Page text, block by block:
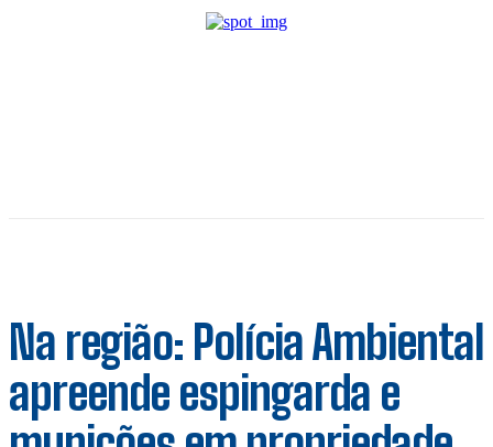
Na região: Polícia Ambiental
apreende espingarda e